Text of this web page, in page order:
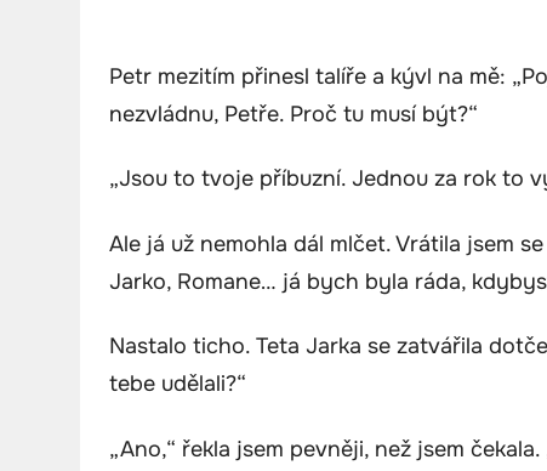
Petr mezitím přinesl talíře a kývl na mě:
nezvládnu, Petře. Proč tu musí být?“
„Jsou to tvoje příbuzní. Jednou za rok to
Ale já už nemohla dál mlčet. Vrátila jsem
Jarko, Romane… já bych byla ráda,
Nastalo ticho. Teta Jarka se zatvářila
tebe udělali?“
„Ano,“ řekla jsem pevněji, než jsem